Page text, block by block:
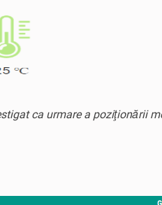
ca urmare a poziţionării